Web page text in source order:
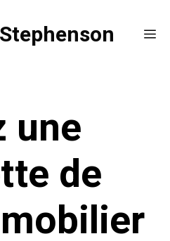
une
de